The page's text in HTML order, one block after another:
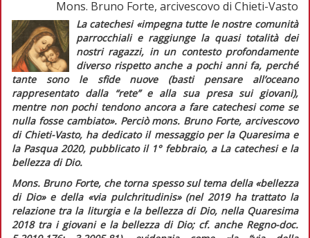
Mons. Bruno Forte, arcivescovo di Chieti-Vasto
La catechesi «impegna tutte le nostre comunità
parrocchiali e raggiunge la quasi totalità dei
nostri ragazzi, in un contesto profondamente
diverso rispetto anche a pochi anni fa, perché
tante sono le sfide nuove (basti pensare all’oceano
rappresentato dalla “rete” e alla sua presa sui giovani),
mentre non pochi tendono ancora a fare catechesi come se
nulla fosse cambiato». Perciò mons. Bruno Forte, arcivescovo
di Chieti-Vasto, ha dedicato il messaggio per la Quaresima e
la Pasqua 2020, pubblicato il 1° febbraio, a La catechesi e la
bellezza di Dio.
Mons. Bruno Forte, che torna spesso sul tema della «bellezza
di Dio» e della «via pulchritudinis»(nel 2019 ha trattato la
relazione tra la liturgia e la bellezza di Dio, nella Quaresima
2018 tra i giovani e la bellezza di Dio; cf. anche Regno-doc.